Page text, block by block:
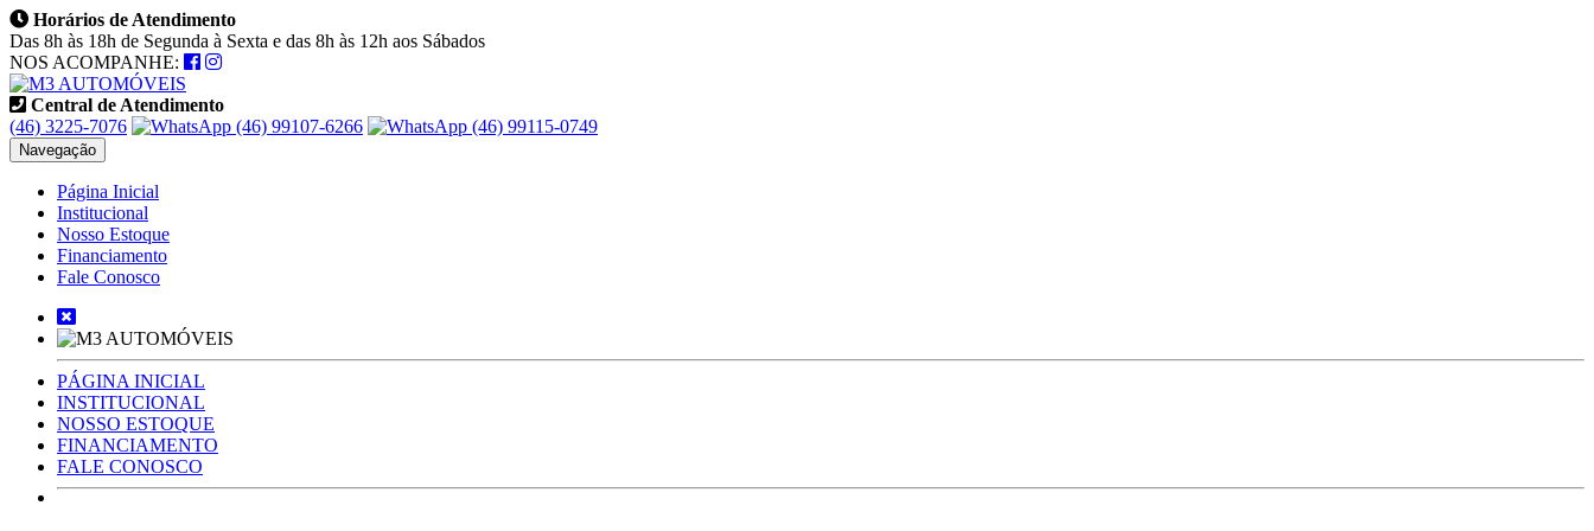
Horários de Atendimento
Das 8h às 18h de Segunda à Sexta e das 8h às 12h aos Sábados
NOS ACOMPANHE:
Central de Atendimento
(46) 3225-7076
(46) 99107-6266 (46) 99115-0749
Navegação
Página Inicial
Institucional
Nosso Estoque
Financiamento
Fale Conosco
PÁGINA INICIAL
INSTITUCIONAL
NOSSO ESTOQUE
FINANCIAMENTO
FALE CONOSCO